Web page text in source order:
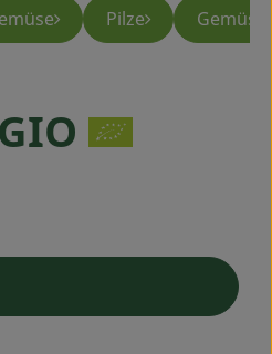
Pilze
Warenkorb hinzufügen